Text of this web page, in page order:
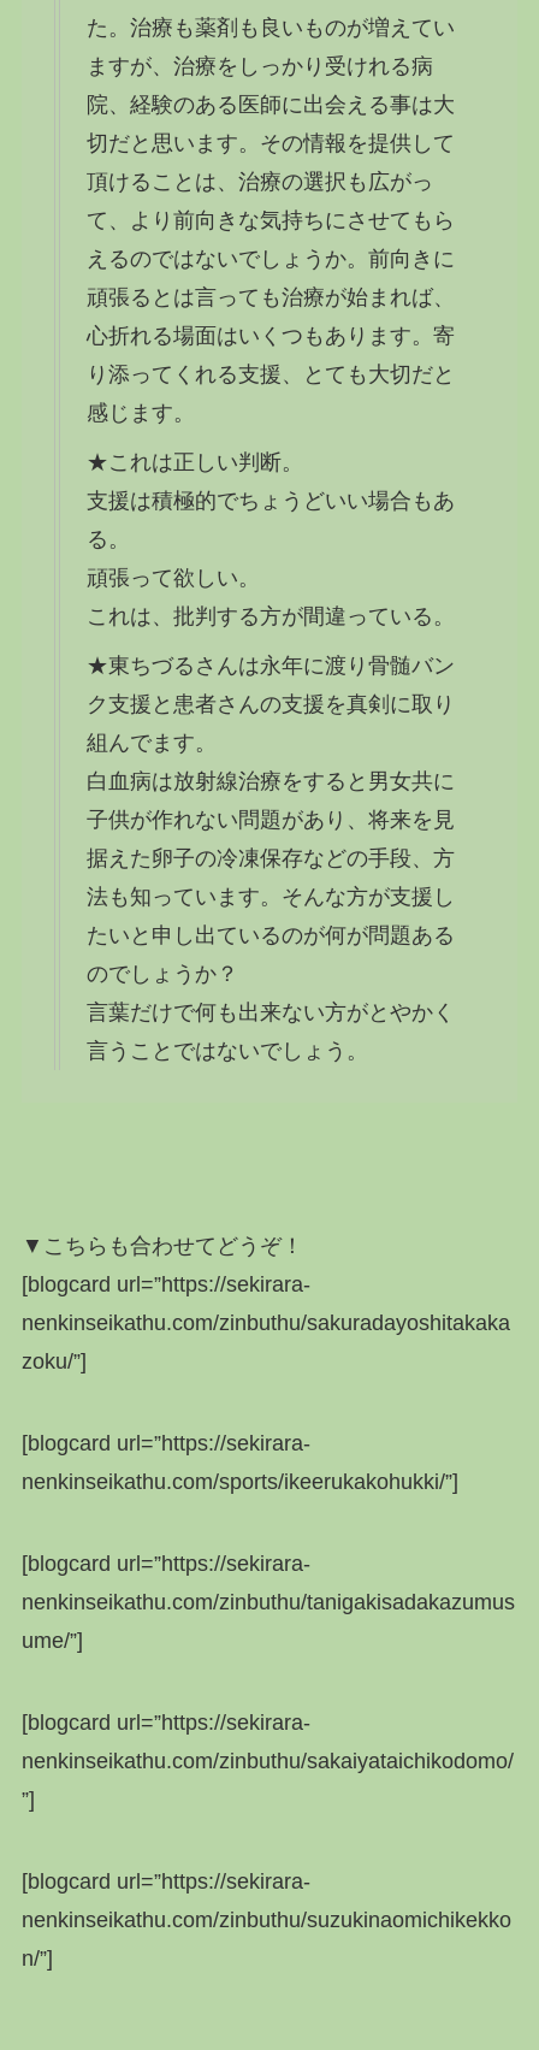
た。治療も薬剤も良いものが増えてい
ますが、治療をしっかり受けれる病
院、経験のある医師に出会える事は大
切だと思います。その情報を提供して
頂けることは、治療の選択も広がっ
て、より前向きな気持ちにさせてもら
えるのではないでしょうか。前向きに
頑張るとは言っても治療が始まれば、
心折れる場面はいくつもあります。寄
り添ってくれる支援、とても大切だと
感じます。
★これは正しい判断。
支援は積極的でちょうどいい場合もあ
る。
頑張って欲しい。
これは、批判する方が間違っている。
★東ちづるさんは永年に渡り骨髄バン
ク支援と患者さんの支援を真剣に取り
組んでます。
白血病は放射線治療をすると男女共に
子供が作れない問題があり、将来を見
据えた卵子の冷凍保存などの手段、方
法も知っています。そんな方が支援し
たいと申し出ているのが何が問題ある
のでしょうか？
言葉だけで何も出来ない方がとやかく
言うことではないでしょう。
▼こちらも合わせてどうぞ！
[blogcard url=”https://sekirara-
nenkinseikathu.com/zinbuthu/sakuradayoshitakaka
zoku/”]
[blogcard url=”https://sekirara-
nenkinseikathu.com/sports/ikeerukakohukki/”]
[blogcard url=”https://sekirara-
nenkinseikathu.com/zinbuthu/tanigakisadakazumus
ume/”]
[blogcard url=”https://sekirara-
nenkinseikathu.com/zinbuthu/sakaiyataichikodomo/
”]
[blogcard url=”https://sekirara-
nenkinseikathu.com/zinbuthu/suzukinaomichikekko
n/”]